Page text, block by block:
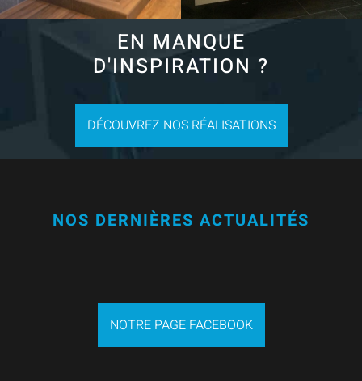
EN MANQUE
D'INSPIRATION ?
DÉCOUVREZ NOS RÉALISATIONS
NOS DERNIÈRES ACTUALITÉS
NOTRE PAGE FACEBOOK